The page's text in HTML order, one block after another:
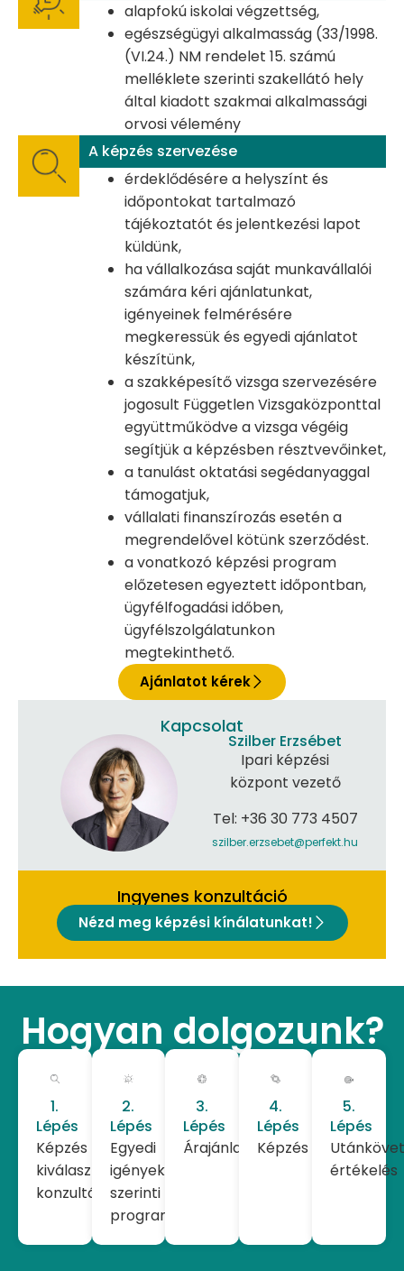
alapfokú iskolai végzettség,
egészségügyi alkalmasság (33/1998.
(VI.24.) NM rendelet 15. számú
melléklete szerinti szakellátó hely
által kiadott szakmai alkalmassági
orvosi vélemény
A képzés szervezése
érdeklődésére a helyszínt és
időpontokat tartalmazó
tájékoztatót és jelentkezési lapot
küldünk,
ha vállalkozása saját munkavállalói
számára kéri ajánlatunkat,
igényeinek felmérésére
megkeressük és egyedi ajánlatot
készítünk,
a szakképesítő vizsga szervezésére
jogosult Független Vizsgaközponttal
együttműködve a vizsga végéig
segítjük a képzésben résztvevőinket,
a tanulást oktatási segédanyaggal
támogatjuk,
vállalati finanszírozás esetén a
megrendelővel kötünk szerződést.
a vonatkozó képzési program
előzetesen egyeztett időpontban,
ügyfélfogadási időben,
ügyfélszolgálatunkon
megtekinthető.
Ajánlatot kérek
Kapcsolat
Szilber Erzsébet
Ipari képzési
központ vezető
Tel: +36 30 773 4507
szilber.erzsebet@perfekt.hu
Ingyenes konzultáció
Nézd meg képzési kínálatunkat!
Hogyan dolgozunk?
1.
Lépés
Képzés
kiválasztása,
konzultáció
2.
Lépés
Egyedi
igények
szerinti
programkialakítás
3.
Lépés
Árajánlat
4.
Lépés
Képzés
5.
Lépés
értékelés